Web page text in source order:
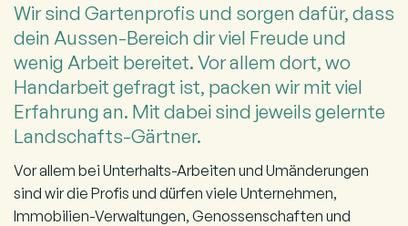
Wir sind Gartenprofis und sorgen dafür, dass
dein Aussen-Bereich dir viel Freude und
wenig Arbeit bereitet. Vor allem dort, wo
Handarbeit gefragt ist, packen wir mit viel
Erfahrung an. Mit dabei sind jeweils gelernte
Landschafts-Gärtner.
Vor allem bei Unterhalts-Arbeiten und Umänderungen
sind wir die Profis und dürfen viele Unternehmen,
Immobilien-Verwaltungen, Genossenschaften und